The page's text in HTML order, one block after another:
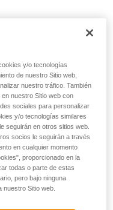
y/o tecnologías
de nuestro Sitio web,
nuestro tráfico. También
nuestro Sitio web con
sociales para personalizar
y/o tecnologías similares
seguirán en otros sitios web.
socios le seguirán a través
en cualquier momento
proporcionado en la
todas o parte de estas
pero bajo ninguna
Sitio web.